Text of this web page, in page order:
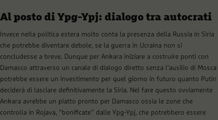
Al posto di Ypg-Ypj: dialogo tra autocrati
Invece nella politica estera molto conta la presenza della Russia in Siria
che potrebbe diventare debole, se la guerra in Ucraina non si
concludesse a breve. Dunque per Ankara iniziare a costruire ponti con
Damasco attraverso un canale di dialogo diretto senza l’ausilio di Mosca
potrebbe essere un investimento per quel giorno in futuro quanto Putin
deciderà di lasciare definitivamente la Siria. Nel fare questo ovviamente
Ankara avrebbe un piatto pronto per Damasco ossia le zone che
controlla in Rojava, “bonificate” dalle Ypg-Ypj, che potrebbero essere